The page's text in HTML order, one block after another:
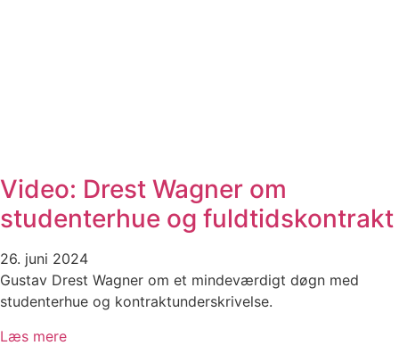
Video: Drest Wagner om
studenterhue og fuldtidskontrakt
26. juni 2024
Gustav Drest Wagner om et mindeværdigt døgn med
studenterhue og kontraktunderskrivelse.
Læs mere